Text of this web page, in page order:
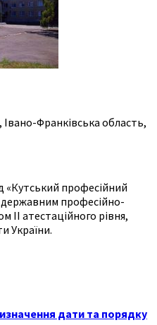
Франківська область,
професійний
професійно-
ІІ атестаційного рівня,
України.
дати та порядку